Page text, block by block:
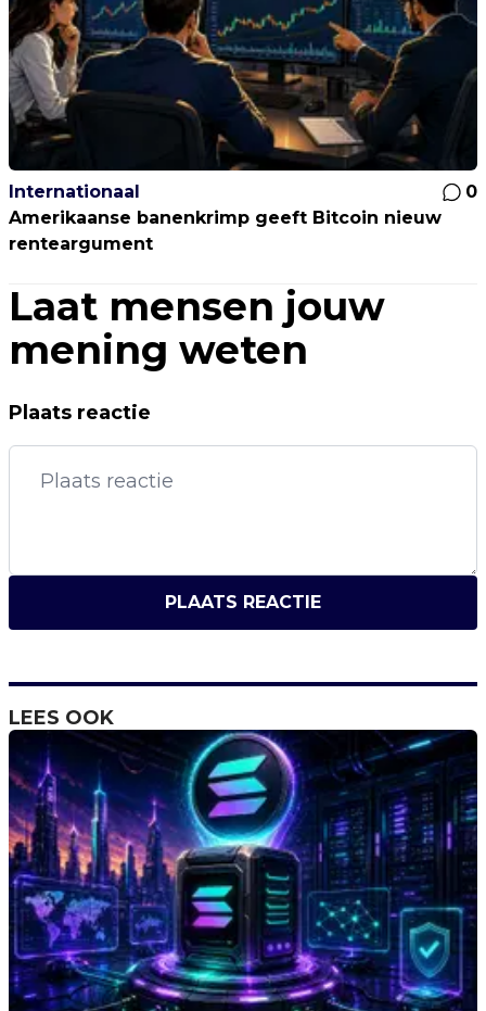
Internationaal
0
Amerikaanse banenkrimp geeft Bitcoin nieuw
renteargument
Laat mensen jouw
mening weten
Plaats reactie
PLAATS REACTIE
LEES OOK